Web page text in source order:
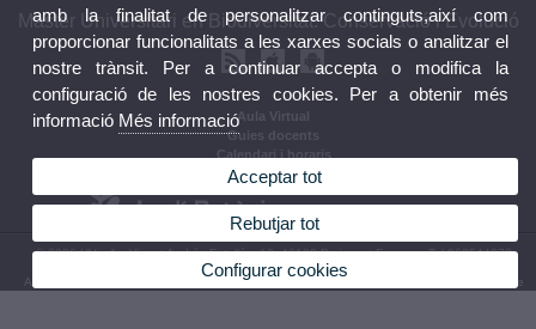
Màster Universitari en Biodiversitat: Conservació i Evolució
Aula Virtual
Guies docents
Calendari i horaris
© 2026 UV. - Av. Vicent Andrés Estellés, 19, 46100 Burjassot Espanya Tel 963544373
Avís legal Política privacitat Bùstia de Contacte
amb la finalitat de personalitzar continguts,així com
proporcionar funcionalitats a les xarxes socials o analitzar el
nostre trànsit. Per a continuar accepta o modifica la
configuració de les nostres cookies. Per a obtenir més
informació Més informació
Acceptar tot
Rebutjar tot
Configurar cookies